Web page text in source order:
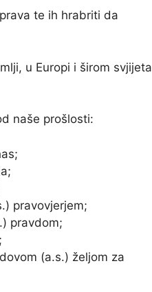
te ih hrabriti da
u Europi i širom svjijeta
naše prošlosti:
pravovjerjem;
pravdom;
(a.s.) željom za